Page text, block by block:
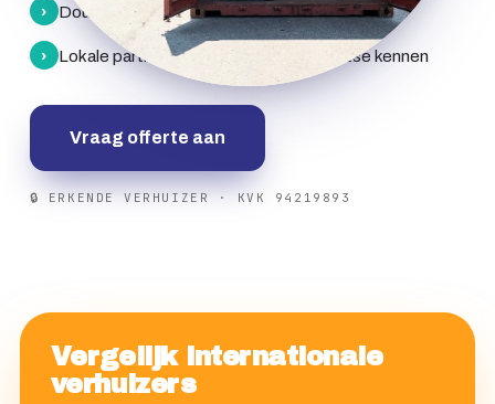
› Douanedocumenten foutloos en op tijd in orde
› Lokale partners die de situatie ter plaatse kennen
Vraag offerte aan
🔒 ERKENDE VERHUIZER · KVK 94219893
Vergelijk internationale
verhuizers